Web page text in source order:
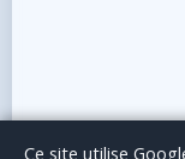
Le Blog
Ce site utilise